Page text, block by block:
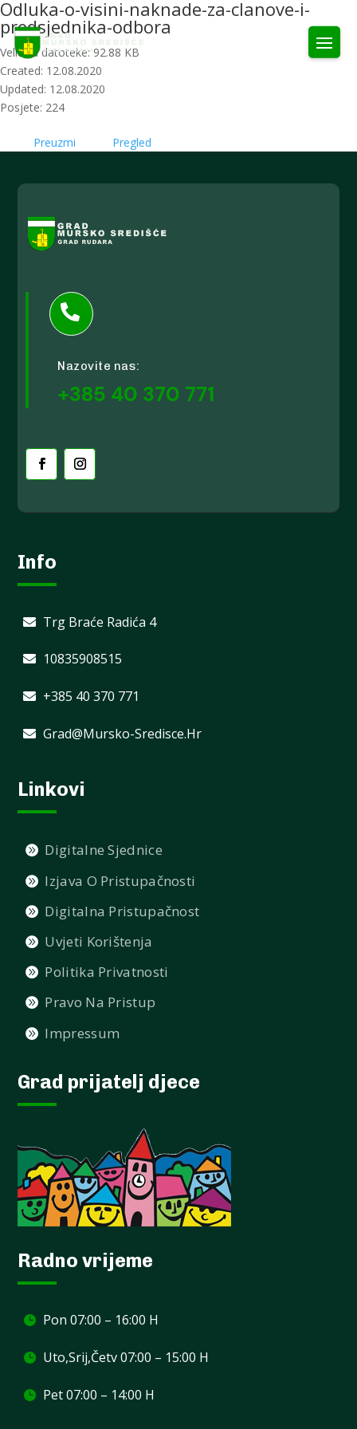
Odluka-o-visini-naknade-za-clanove-i-
predsjednika-odbora
Veličina datoteke: 92.88 KB
Created: 12.08.2020
Updated: 12.08.2020
Posjete: 224
Preuzmi Pregled

Nazovite nas:
+385 40 370 771
Info
Trg Braće Radića 4
10835908515
+385 40 370 771
Grad@mursko-Sredisce.hr
Linkovi
Digitalne Sjednice
Izjava O Pristupačnosti
Digitalna Pristupačnost
Uvjeti Korištenja
Politika Privatnosti
Pravo Na Pristup
Impressum
Grad prijatelj djece
Radno vrijeme
Pon 07:00 – 16:00 H
Uto,Srij,Četv 07:00 – 15:00 H
Pet 07:00 – 14:00 H